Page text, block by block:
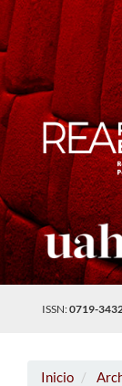
Navegación
principal
Contenido
principal
Barra
lateral
ISSN:0719-
Inicio